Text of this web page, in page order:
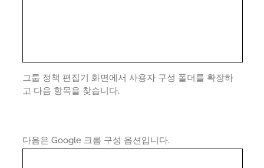
그룹 정책 편집기 화면에서 사용자 구성 폴더를 확장하
고 다음 항목을 찾습니다.
다음은 Google 크롬 구성 옵션입니다.